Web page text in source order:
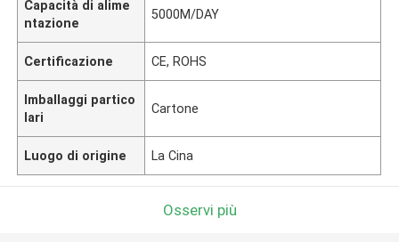
Capacità di alime
ntazione
5000M/DAY
Certificazione CE, ROHS
Imballaggi partico
lari
Cartone
Luogo di origine La Cina
Osservi più